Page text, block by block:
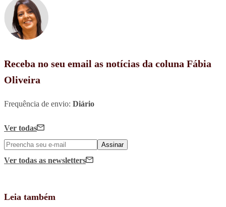
Receba no seu email as notícias da coluna Fábia
Oliveira
Frequência de envio: Diário
Ver todas
Assinar
Ver todas as newsletters
Leia também